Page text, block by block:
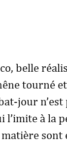
belle
tourné
jour n’est
l’imite à la
sont